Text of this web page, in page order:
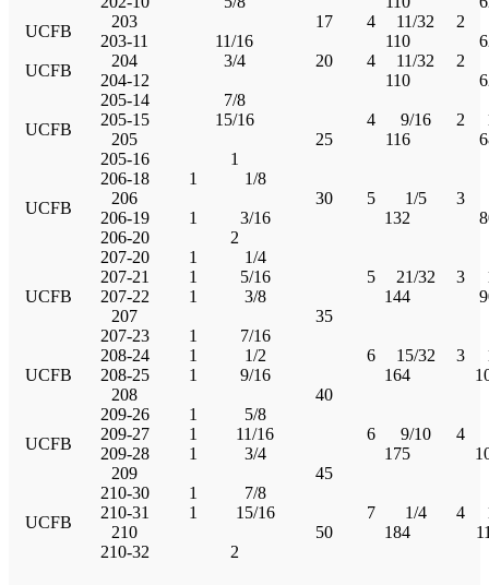
UCFB
203 17 4 11/32
2
203-11
11/16 110
UCFB
204 3/4 20 4 11/32
2
204-12
110
UCFB
205-14
7/8
205-15
15/16 4 9/16 2
205
25 116
205-16
1
UCFB
206-18 1
1/8
206
30 5 1/5
3
206-19
1 3/16 132
206-20
2
UCFB
207-20 1
1/4
207-21
1 5/16 5 21/32 3
207-22
1 3/8 144
207
35
207-23
1 7/16
UCFB
208-24 1 1/2 6 15/32 3
208-25
1 9/16 164
208
40
UCFB
209-26 1
5/8
209-27
1 11/16 6 9/10
4
209-28
1 3/4 175
209
45
UCFB
210-30 1
7/8
210-31
1 15/16 7 1/4 4
210
50 184
210-32
2